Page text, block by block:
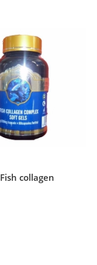
Fish collagen